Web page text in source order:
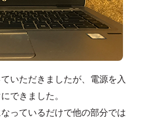
いただきましたが、電源を入
できました。
っているだけで他の部分では